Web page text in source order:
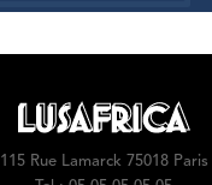
115 Rue Lamarck 75018 Paris